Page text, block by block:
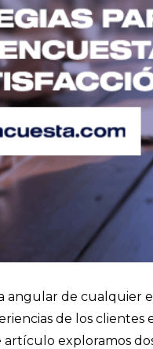
angular de cualquier
de los clientes
exploramos